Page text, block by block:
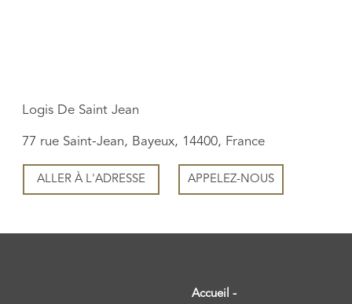
Logis De Saint Jean
77 rue Saint-Jean, Bayeux, 14400, France
ALLER À L'ADRESSE APPELEZ-NOUS
Accueil